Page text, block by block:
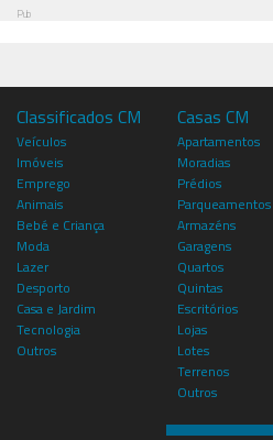
Pub
Classificados CM
Veículos
Imóveis
Emprego
Animais
Bebé e Criança
Moda
Lazer
Desporto
Casa e Jardim
Tecnologia
Outros
Casas CM
Apartamentos
Moradias
Prédios
Parqueamentos
Armazéns
Garagens
Quartos
Quintas
Escritórios
Lojas
Lotes
Terrenos
Outros